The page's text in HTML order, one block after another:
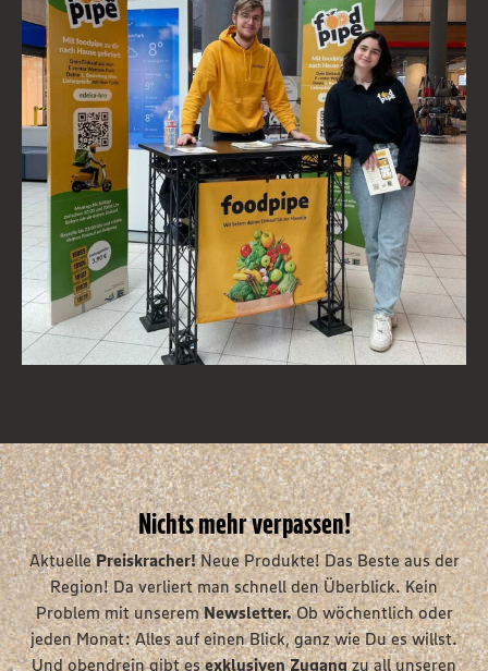
Nichts mehr verpassen!
AktuellePreiskracher!Neue Produkte! Das Beste aus der
Region! Da verliert man schnell den Überblick. Kein
Problem mit unseremNewsletter.Ob wöchentlich oder
jeden Monat: Alles auf einen Blick, ganz wie Du es willst.
Und obendrein gibt esexklusiven Zugangzu all unseren